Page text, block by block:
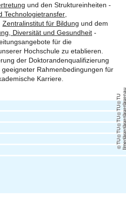
und den Struktureinheiten -
Technologietransfer
Zentralinstitut für Bildung und dem
Diversität und Gesundheit -
für die
Hochschule zu etablieren.
der Doktorandenqualifizierung
Rahmenbedingungen für
Karriere.
T
U
Il
m
e
n
a
T
U
Il
m
e
n
a
T
U
Il
m
e
n
a
T
U
Il
m
e
n
a
T
U
Il
m
e
n
a